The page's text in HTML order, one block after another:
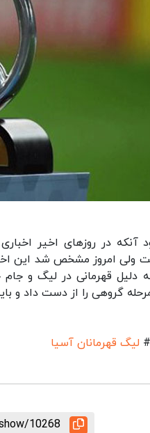
آنکه در روزهای اخیر
به دلیل قهرمانی در لیگ و
گروهی را از دست داد و
# لیگ قهرمانان آسیا
10268